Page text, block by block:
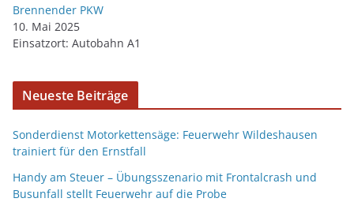
Brennender PKW
10. Mai 2025
Einsatzort: Autobahn A1
Neueste Beiträge
Sonderdienst Motorkettensäge: Feuerwehr Wildeshausen
trainiert für den Ernstfall
Handy am Steuer – Übungsszenario mit Frontalcrash und
Busunfall stellt Feuerwehr auf die Probe